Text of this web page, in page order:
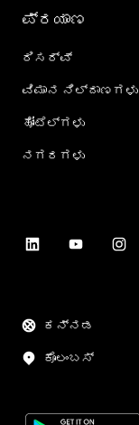
ಪ್ರಯಾಣ
ರಿಸರ್ವ್
ವಿಮಾನ ನಿಲ್ದಾಣಗಳು
ಹೋಟೆಲ್‌ಗಳು
ನಗರಗಳು
ಕನ್ನಡ
ಕೊಲಂಬಸ್